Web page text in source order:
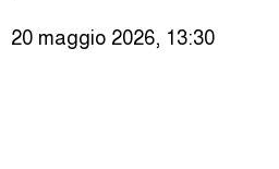
20 maggio 2026, 13:30